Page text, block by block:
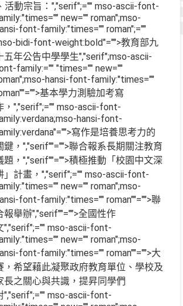
活動宗旨： ","serif";="" mso-ascii-font-
new="" roman";mso-
font-family:"times="" roman";=""
bidi-font-weight:bold"="">教育部九
五年公告中學學生","serif";mso-ascii-
family:="" "times="" new=""
hansi-font-family:"times=""
基本學力測驗加考寫
，","serif";="" mso-ascii-font-
hansi-font-
寫作是培養思考力的
鍵，","serif""="">聯合報系長期關注教育
題，","serif""="">積極推動「校園中文深
」計畫，","serif";="" mso-ascii-font-
new="" roman";mso-
font-family:"times="" roman""="">聯
報舉辦","serif""="">全國性作
","serif";="" mso-ascii-font-
new="" roman";mso-
font-family:"times="" roman""="">大
，希望藉此凝聚政府教育單位、學校及
長之關心與共識，提昇同學們
","serif";="" mso-ascii-font-